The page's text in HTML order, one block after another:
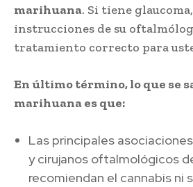
marihuana. Si tiene
instrucciones de su
tratamiento correcto para
En último término, lo que se
marihuana es que:
Las principales
y cirujanos oftalmológicos
recomiendan el cannabis ni